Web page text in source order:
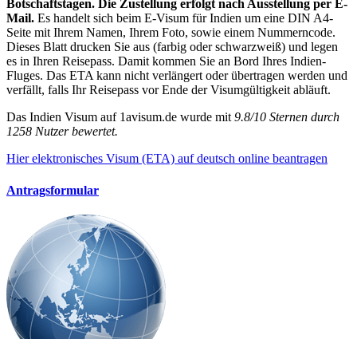
Botschaftstagen. Die Zustellung erfolgt nach Ausstellung per E-
Mail. Es handelt sich beim E-Visum für Indien um eine DIN A4-
Seite mit Ihrem Namen, Ihrem Foto, sowie einem Nummerncode.
Dieses Blatt drucken Sie aus (farbig oder schwarzweiß) und legen
es in Ihren Reisepass. Damit kommen Sie an Bord Ihres Indien-
Fluges. Das ETA kann nicht verlängert oder übertragen werden und
verfällt, falls Ihr Reisepass vor Ende der Visumgültigkeit abläuft.
Das Indien Visum auf 1avisum.de wurde mit9.8/10 Sternen durch
1258 Nutzer bewertet.
Hier elektronisches Visum (ETA) auf deutsch online beantragen
Antragsformular